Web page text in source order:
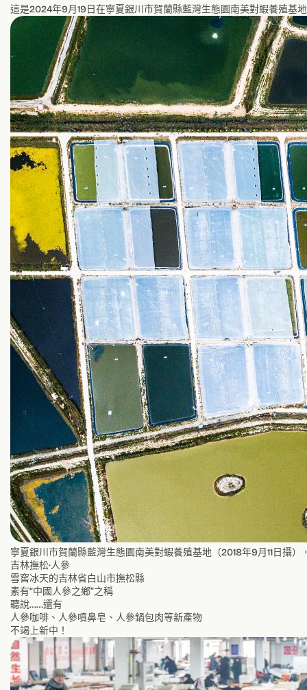
這是2024年9月19日在寧夏銀川市賀蘭縣藍灣生態園南美對蝦養殖基
寧夏銀川市賀蘭縣藍灣生態園南美對蝦養殖基地（2018年9月11日攝）
吉林撫松·人參
雪窖冰天的吉林省白山市撫松縣
素有“中國人參之鄉”之稱
聽說……還有
人參咖啡、人參噴鼻皂、人參鍋包肉等新產物
不竭上新中！